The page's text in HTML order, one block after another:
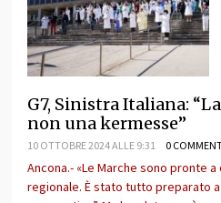
G7, Sinistra Italiana:
non una kermesse”
10 OTTOBRE 2024 ALLE 9:31 0
Ancona.- «Le Marche sono pronte
regionale. È stato tutto preparato